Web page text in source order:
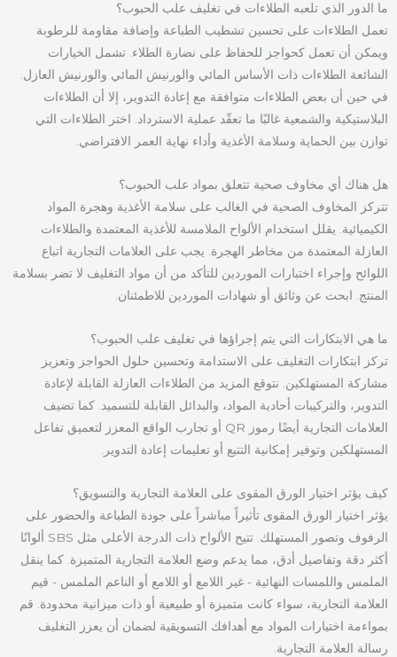
ما الدور الذي تلعبه الطلاءات في تغليف علب الحبوب؟
تعمل الطلاءات على تحسين تشطيب الطباعة وإضافة مقاومة للرطوبة
ويمكن أن تعمل كحواجز للحفاظ على نضارة الطلاء. تشمل الخيارات
الشائعة الطلاءات ذات الأساس المائي والورنيش المائي والورنيش العازل.
في حين أن بعض الطلاءات متوافقة مع إعادة التدوير، إلا أن الطلاءات
البلاستيكية والشمعية غالبًا ما تعقّد عملية الاسترداد. اختر الطلاءات التي
توازن بين الحماية وسلامة الأغذية وأداء نهاية العمر الافتراضي.
هل هناك أي مخاوف صحية تتعلق بمواد علب الحبوب؟
تتركز المخاوف الصحية في الغالب على سلامة الأغذية وهجرة المواد
الكيميائية. يقلل استخدام الألواح الملامسة للأغذية المعتمدة والطلاءات
العازلة المعتمدة من مخاطر الهجرة. يجب على العلامات التجارية اتباع
اللوائح وإجراء اختبارات الموردين للتأكد من أن مواد التغليف لا تضر بسلامة
المنتج. ابحث عن وثائق أو شهادات الموردين للاطمئنان.
ما هي الابتكارات التي يتم إجراؤها في تغليف علب الحبوب؟
تركز ابتكارات التغليف على الاستدامة وتحسين حلول الحواجز وتعزيز
مشاركة المستهلكين. نتوقع المزيد من الطلاءات العازلة القابلة لإعادة
التدوير، والتركيبات أحادية المواد، والبدائل القابلة للتسميد. كما تضيف
العلامات التجارية أيضًا رموز QR أو تجارب الواقع المعزز لتعميق تفاعل
المستهلكين وتوفير إمكانية التتبع أو تعليمات إعادة التدوير.
كيف يؤثر اختيار الورق المقوى على العلامة التجارية والتسويق؟
يؤثر اختيار الورق المقوى تأثيراً مباشراً على جودة الطباعة والحضور على
الرفوف وتصور المستهلك. تتيح الألواح ذات الدرجة الأعلى مثل SBS ألوانًا
أكثر دقة وتفاصيل أدق، مما يدعم وضع العلامة التجارية المتميزة. كما ينقل
الملمس واللمسات النهائية - غير اللامع أو اللامع أو الناعم الملمس - قيم
العلامة التجارية، سواء كانت متميزة أو طبيعية أو ذات ميزانية محدودة. قم
بمواءمة اختيارات المواد مع أهدافك التسويقية لضمان أن يعزز التغليف
رسالة العلامة التجارية.